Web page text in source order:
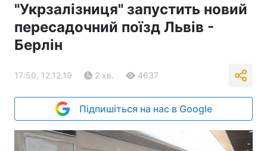
"Укрзалізниця" запустить новий
пересадочний поїзд Львів -
Берлін
17:50, 12.12.19 2 хв. 4637
Підпишіться на нас в Google